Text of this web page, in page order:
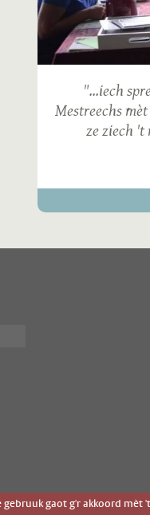
"...iech
Mestreechs
ze ziech 't
gaot g'r akkoord mèt